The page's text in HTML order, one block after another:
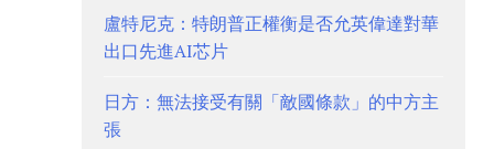
盧特尼克：特朗普正權衡是否允英偉達對華
出口先進AI芯片
日方：無法接受有關「敵國條款」的中方主
張